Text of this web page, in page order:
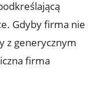
Gdyby firma nie
z generycznym
firma